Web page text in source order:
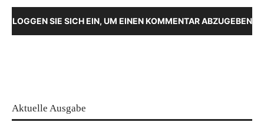
LOGGEN SIE SICH EIN, UM EINEN KOMMENTAR ABZUGEBEN
Aktuelle Ausgabe